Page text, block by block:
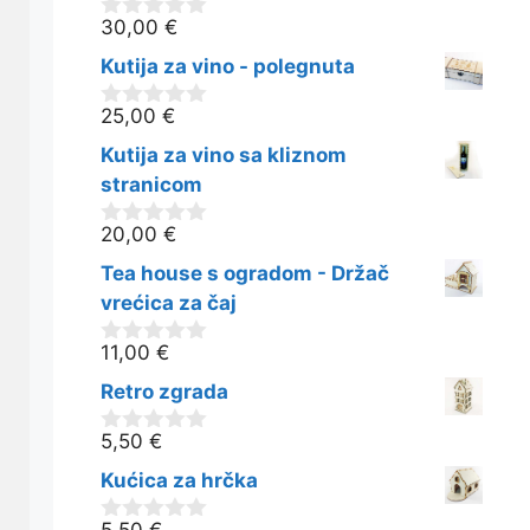
0
o
d
5
30,00 €
Kutija za vino - polegnuta
0
o
d
5
25,00 €
Kutija za vino sa kliznom
stranicom
0
o
d
5
20,00 €
Tea house s ogradom - Držač
vrećica za čaj
0
o
d
5
11,00 €
Retro zgrada
0
o
d
5
5,50 €
Kućica za hrčka